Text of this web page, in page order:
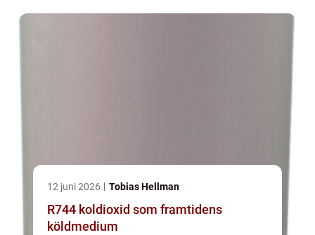
12 juni 2026 Tobias Hellman
R744 koldioxid som framtidens
köldmedium